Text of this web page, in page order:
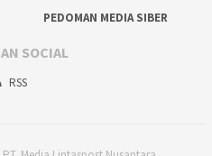
PEDOMAN MEDIA SIBER
SOCIAL
RSS